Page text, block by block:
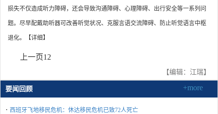
损失不仅造成听力障碍，还会导致沟通障碍、心理障碍、出行安全等一系列问
题。尽早配戴助听器可改善听觉状况、克服言语交流障碍、防止听觉语言中枢
退化。【详细】
上一页1 2
【编辑：江瑞】
要闻回顾 +more
· 西班牙飞地移民危机：休达移民危机已致72人死亡